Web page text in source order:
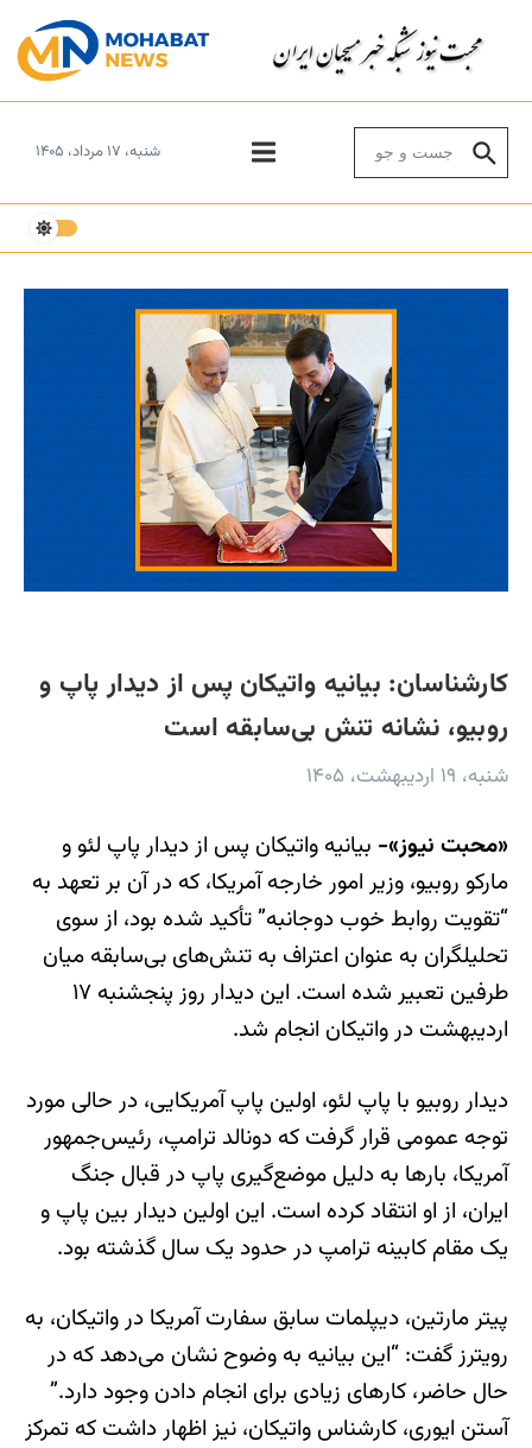
شنبه، ۱۷ مرداد، ۱۴۰۵
کارشناسان: بیانیه واتیکان پس از دیدار پاپ و
روبیو، نشانه تنش بی‌سابقه است
شنبه، ۱۹ اردیبهشت، ۱۴۰۵
«محبت نیوز»- بیانیه واتیکان پس از دیدار پاپ لئو و
مارکو روبیو، وزیر امور خارجه آمریکا، که در آن بر تعهد به
“تقویت روابط خوب دوجانبه” تأکید شده بود، از سوی
تحلیلگران به عنوان اعتراف به تنش‌های بی‌سابقه میان
طرفین تعبیر شده است. این دیدار روز پنجشنبه ۱۷
اردیبهشت در واتیکان انجام شد.
دیدار روبیو با پاپ لئو، اولین پاپ آمریکایی، در حالی مورد
توجه عمومی قرار گرفت که دونالد ترامپ، رئیس‌جمهور
آمریکا، بارها به دلیل موضع‌گیری پاپ در قبال جنگ
ایران، از او انتقاد کرده است. این اولین دیدار بین پاپ و
یک مقام کابینه ترامپ در حدود یک سال گذشته بود.
پیتر مارتین، دیپلمات سابق سفارت آمریکا در واتیکان، به
رویترز گفت: “این بیانیه به وضوح نشان می‌دهد که در
حال حاضر، کارهای زیادی برای انجام دادن وجود دارد.”
آستن ایوری، کارشناس واتیکان، نیز اظهار داشت که تمرکز